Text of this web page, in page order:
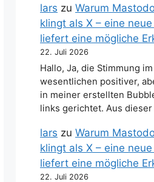
lars zu Warum
klingt als X – eine
liefert eine mögliche
22. Juli 2026
Hallo, Ja, die Stimmung im
wesentlichen positiver,
in meiner erstellten
links gerichtet. Aus
lars zu Warum
klingt als X – eine
liefert eine mögliche
22. Juli 2026